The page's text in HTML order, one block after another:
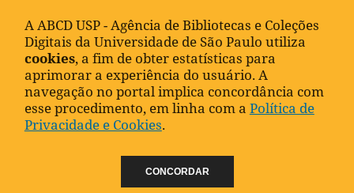
Navegar
A ABCD USP - Agência de Bibliotecas e Coleções
Digitais da Universidade de São Paulo utiliza
cookies, a fim de obter estatísticas para
aprimorar a experiência do usuário. A
navegação no portal implica concordância com
esse procedimento, em linha com a Política de
Privacidade e Cookies.
CONCORDAR